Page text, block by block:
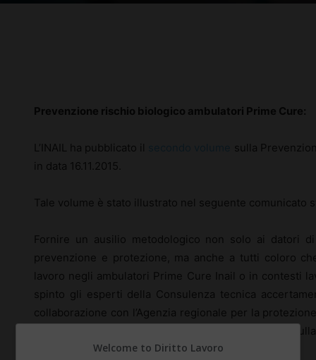
Prevenzione rischio biologico ambulatori Prime Cure:
L’INAIL ha pubblicato il
sulla
in data 16.11.2015.
Tale volume è stato illustrato nel seguente comunicato
Fornire un ausilio metodologico non solo ai datori
prevenzione e protezione, ma anche a tutti coloro
lavoro negli ambulatori Prime Cure Inail o in contesti
spinto gli esperti della Consulenza tecnica
collaborazione con l’Agenzia regionale per la
degli studi di Pavia – ad aggiornare il proprio studio
Welcome to Diritto Lavoro